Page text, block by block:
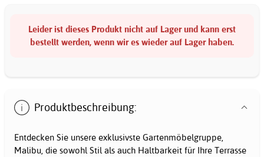
Leider ist dieses Produkt nicht auf Lager und kann erst
bestellt werden, wenn wir es wieder auf Lager haben.
Produktbeschreibung:
Entdecken Sie unsere exklusivste Gartenmöbelgruppe,
Malibu, die sowohl Stil als auch Haltbarkeit für Ihre Terrasse